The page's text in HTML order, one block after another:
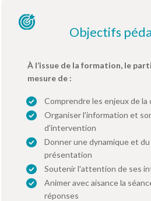
Objectifs
À l’issue de la formation, le
mesure de :
Comprendre les enjeux de la
Organiser l'information et
d'intervention
Donner une dynamique et
présentation
Soutenir l'attention de ses
Animer avec aisance la
réponses